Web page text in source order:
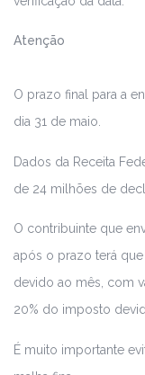
Atenção
O prazo final para a
dia 31 de maio.
Dados da Receita
de 24 milhões de
O contribuinte que
após o prazo terá
devido ao mês, com
20% do imposto
É muito importante